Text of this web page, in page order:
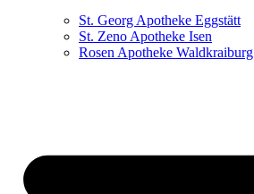
St. Georg Apotheke Eggstätt
St. Zeno Apotheke Isen
Rosen Apotheke Waldkraiburg